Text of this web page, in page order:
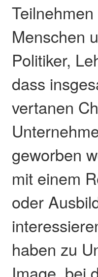
Menschen
Politiker,
dass
vertanen
geworben
mit einem
oder
haben zu
Image, bei